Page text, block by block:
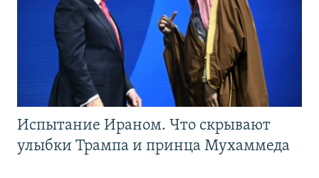
Испытание Ираном. Что скрывают
улыбки Трампа и принца Мухаммеда